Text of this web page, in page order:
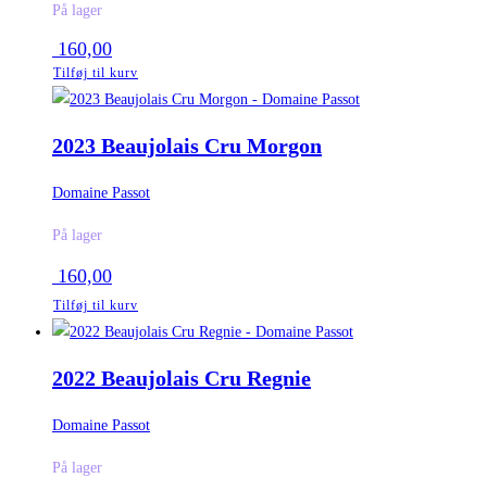
På lager
160,00
Tilføj til kurv
2023 Beaujolais Cru Morgon
Domaine Passot
På lager
160,00
Tilføj til kurv
2022 Beaujolais Cru Regnie
Domaine Passot
På lager